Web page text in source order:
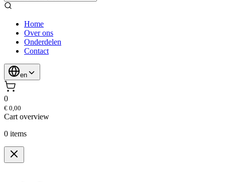
Home
Over ons
Onderdelen
Contact
en
0
€ 0,00
Cart overview
0 items